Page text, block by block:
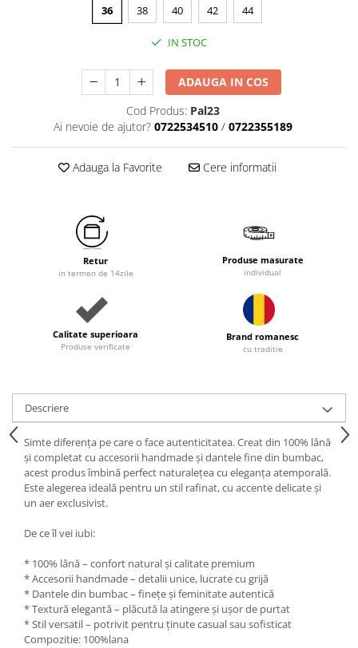
36 38 40 42 44
IN STOC
ADAUGA IN COS
Cod Produs: Pal23
Ai nevoie de ajutor? 0722534510 / 0722355189
Adauga la Favorite Cere informatii
Retur
in termen de 14zile
Produse masurate
individual
Calitate superioara
Produse verificate
Brand romanesc
cu traditie
Descriere
Simte diferența pe care o face autenticitatea. Creat din 100% lână
și completat cu accesorii handmade și dantele fine din bumbac,
acest produs îmbină perfect naturalețea cu eleganța atemporală.
Este alegerea ideală pentru un stil rafinat, cu accente delicate și
un aer exclusivist.
De ce îl vei iubi:
* 100% lână – confort natural și calitate premium
* Accesorii handmade – detalii unice, lucrate cu grijă
* Dantele din bumbac – finețe și feminitate autentică
* Textură elegantă – plăcută la atingere și ușor de purtat
* Stil versatil – potrivit pentru ținute casual sau sofisticat
Compozitie: 100%lana